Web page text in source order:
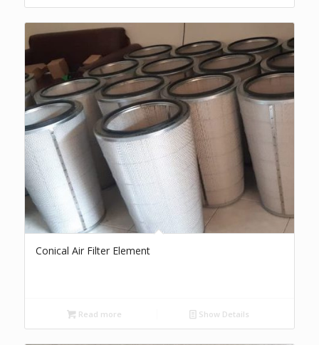
Conical Air Filter Element
Read more Show Details